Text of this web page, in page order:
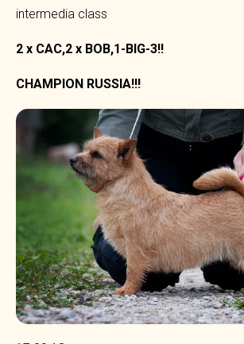
intermedia class
2 x CAC,2 x BOB,1-BIG-3!!
CHAMPION RUSSIA!!!